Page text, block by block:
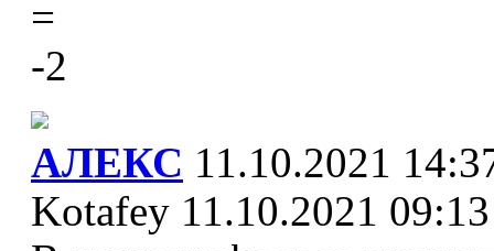
=
-2
АЛЕКС 11.10.2021
Kotafey 11.10.2021 09:13